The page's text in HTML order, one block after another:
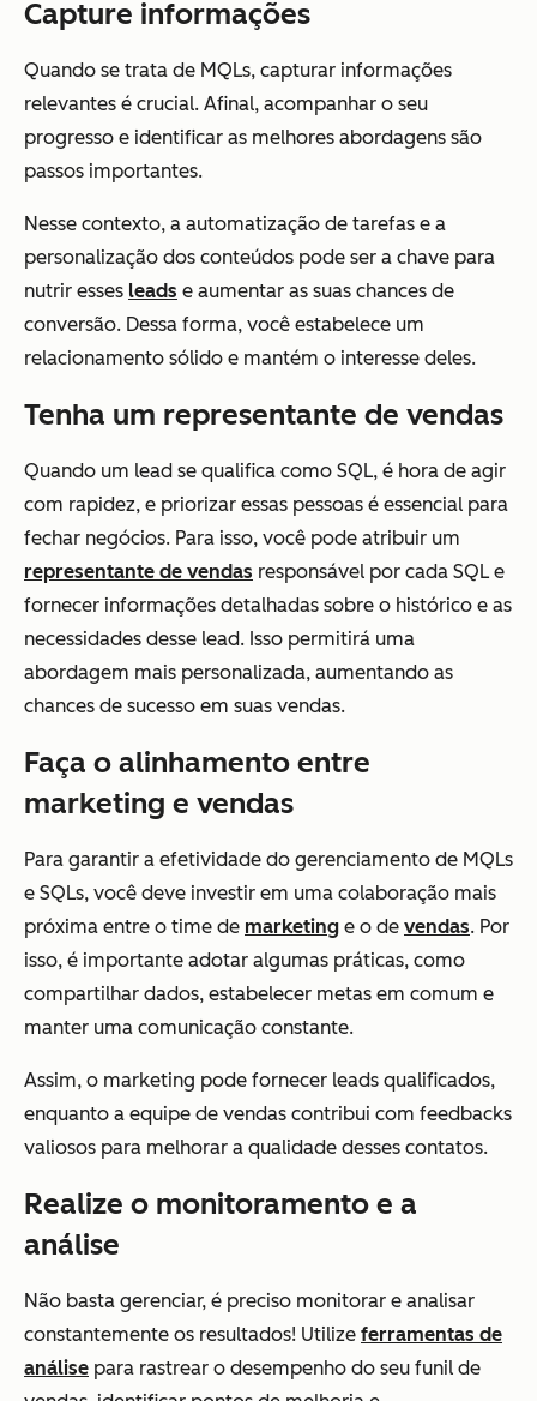
Capture informações
Quando se trata de MQLs, capturar informações
relevantes é crucial. Afinal, acompanhar o seu
progresso e identificar as melhores abordagens são
passos importantes.
Nesse contexto, a automatização de tarefas e a
personalização dos conteúdos pode ser a chave para
nutrir esses leads e aumentar as suas chances de
conversão. Dessa forma, você estabelece um
relacionamento sólido e mantém o interesse deles.
Tenha um representante de vendas
Quando um lead se qualifica como SQL, é hora de agir
com rapidez, e priorizar essas pessoas é essencial para
fechar negócios. Para isso, você pode atribuir um
representante de vendas responsável por cada SQL e
fornecer informações detalhadas sobre o histórico e as
necessidades desse lead. Isso permitirá uma
abordagem mais personalizada, aumentando as
chances de sucesso em suas vendas.
Faça o alinhamento entre
marketing e vendas
Para garantir a efetividade do gerenciamento de MQLs
e SQLs, você deve investir em uma colaboração mais
próxima entre o time de marketing e o de vendas. Por
isso, é importante adotar algumas práticas, como
compartilhar dados, estabelecer metas em comum e
manter uma comunicação constante.
Assim, o marketing pode fornecer leads qualificados,
enquanto a equipe de vendas contribui com feedbacks
valiosos para melhorar a qualidade desses contatos.
Realize o monitoramento e a
análise
Não basta gerenciar, é preciso monitorar e analisar
constantemente os resultados! Utilize ferramentas de
análise para rastrear o desempenho do seu funil de